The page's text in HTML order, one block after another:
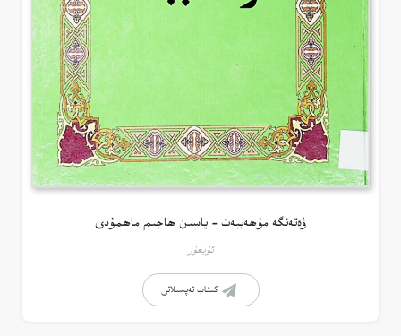
ۋەتەنگە مۇھەببەت – ياسىن ھاجىم ماھمۇدى
ئۇيغۇر
كىتاب تەپسىلاتى